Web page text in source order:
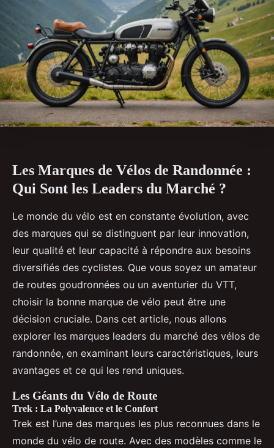
Les Marques de Vélos de Randonnée :
Qui Sont les Leaders du Marché ?
Le monde du vélo est en constante évolution, avec
des marques qui se distinguent par leur innovation,
leur qualité et leur capacité à répondre aux besoins
diversifiés des cyclistes. Que vous soyez un amateur
de routes goudronnées ou un aventurier du VTT,
choisir la bonne marque de vélo peut être une
décision cruciale. Dans cet article, nous allons
explorer les marques leaders du marché des vélos de
randonnée, en examinant leurs caractéristiques, leurs
avantages et ce qui les rend uniques.
Les Géants du Vélo de Route
Trek : La Polyvalence et le Confort
Trek est l’une des marques les plus reconnues dans le
monde du vélo de route. Avec des modèles comme le